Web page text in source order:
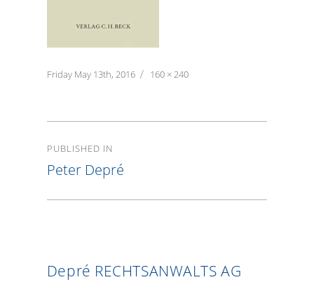
Posted
Friday May 13th, 2016
Full
160 × 240
navigation
PUBLISHED IN
Peter Depré
Depré RECHTSANWALTS AG